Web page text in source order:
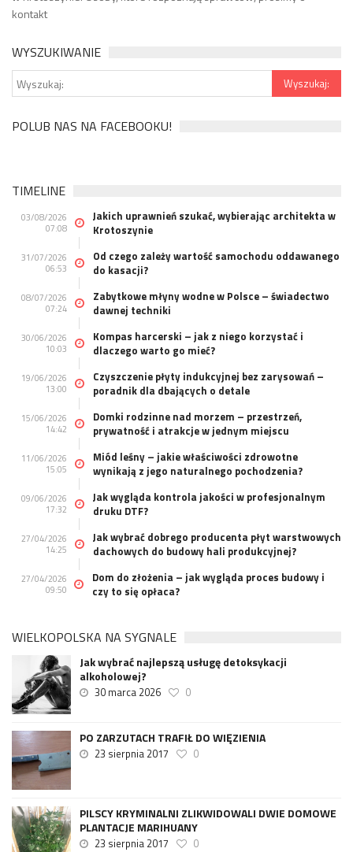
kontakt
WYSZUKIWANIE
POLUB NAS NA FACEBOOKU!
TIMELINE
03/08/2026
07:08
Jakich uprawnień szukać, wybierając architekta w
Krotoszynie
31/07/2026
06:53
Od czego zależy wartość samochodu oddawanego
do kasacji?
08/07/2026
07:24
Zabytkowe młyny wodne w Polsce – świadectwo
dawnej techniki
30/06/2026
10:03
Kompas harcerski – jak z niego korzystać i
dlaczego warto go mieć?
19/06/2026
13:00
Czyszczenie płyty indukcyjnej bez zarysowań –
poradnik dla dbających o detale
15/06/2026
14:42
Domki rodzinne nad morzem – przestrzeń,
prywatność i atrakcje w jednym miejscu
11/06/2026
15:05
Miód leśny – jakie właściwości zdrowotne
wynikają z jego naturalnego pochodzenia?
09/06/2026
17:32
Jak wygląda kontrola jakości w profesjonalnym
druku DTF?
27/04/2026
14:25
Jak wybrać dobrego producenta płyt warstwowych
dachowych do budowy hali produkcyjnej?
27/04/2026
09:50
Dom do złożenia – jak wygląda proces budowy i
czy to się opłaca?
WIELKOPOLSKA NA SYGNALE
Jak wybrać najlepszą usługę detoksykacji
alkoholowej?
30 marca 2026 0
PO ZARZUTACH TRAFIŁ DO WIĘZIENIA
23 sierpnia 2017 0
PILSCY KRYMINALNI ZLIKWIDOWALI DWIE DOMOWE
PLANTACJE MARIHUANY
23 sierpnia 2017 0